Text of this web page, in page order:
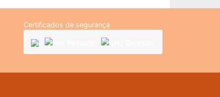
Certificados de segurança